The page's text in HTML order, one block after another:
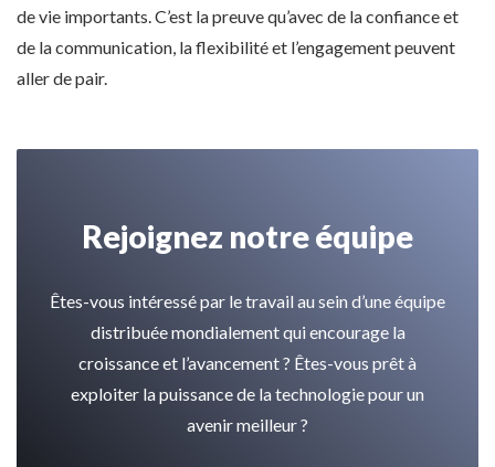
de vie importants. C’est la preuve qu’avec de la confiance et
de la communication, la flexibilité et l’engagement peuvent
aller de pair.
Rejoignez notre équipe
Êtes-vous intéressé par le travail au sein d’une équipe
distribuée mondialement qui encourage la
croissance et l’avancement ? Êtes-vous prêt à
exploiter la puissance de la technologie pour un
avenir meilleur ?